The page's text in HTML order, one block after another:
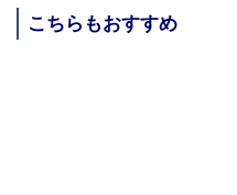
こちらもおすすめ